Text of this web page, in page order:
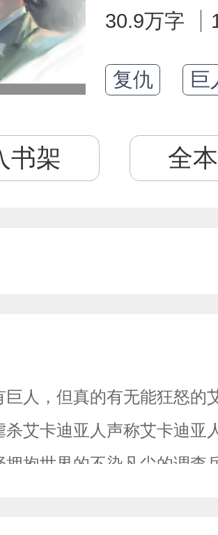
30.9万字
复仇 巨
书架 全
巨人，但真的有无能狂怒的
杀艾卡迪亚人声称艾卡迪亚
拥抱世界的不染凡尘的调查